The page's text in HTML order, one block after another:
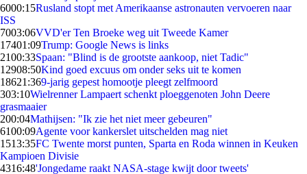
6000:15Rusland stopt met Amerikaanse astronauten vervoeren naar
ISS
7003:06VVD'er Ten Broeke weg uit Tweede Kamer
17401:09Trump: Google News is links
2100:33Spaan: "Blind is de grootste aankoop, niet Tadic"
12908:50Kind goed excuus om onder seks uit te komen
18621:369-jarig gepest homootje pleegt zelfmoord
303:10Wielrenner Lampaert schenkt ploeggenoten John Deere
grasmaaier
200:04Mathijsen: "Ik zie het niet meer gebeuren"
6100:09Agente voor kankerslet uitschelden mag niet
1513:35FC Twente morst punten, Sparta en Roda winnen in Keuken
Kampioen Divisie
4316:48'Jongedame raakt NASA-stage kwijt door tweets'